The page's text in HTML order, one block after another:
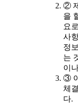
②
을
요
사
정
는
이
③
체
다.